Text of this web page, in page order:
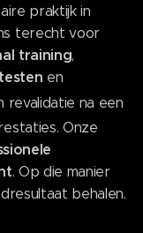
praktijk in
terecht voor
training,
testen en
revalidatie na een
Onze
. Op die manier
behalen.